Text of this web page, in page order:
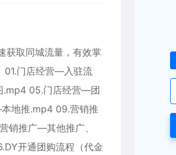
获取同城流量，有效掌
01.门店经营—入驻流
.mp4 05.门店经营—团
地推.mp4 09.营销推
销推广—其他推广、
开通团购流程（代金